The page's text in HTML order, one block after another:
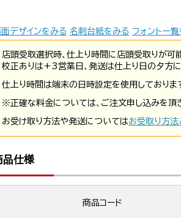
デザインをみる 名刺台紙をみる フォント一
店頭受取選択時、仕上り時間に店頭受取りが可
校正ありは+3営業日、発送は仕上り日の夕方に
仕上り時間は端末の日時設定を使用しておりま
※正確な料金については、ご注文申し込みを頂
お受け取り方法や発送についてはお受取り方法
品仕様
商品コード